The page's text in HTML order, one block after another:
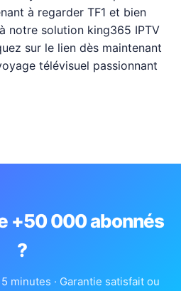
à regarder TF1 et bien
notre solution king365 IPTV
sur le lien dès maintenant
télévisuel passionnant
+50 000 abonnés
?
minutes · Garantie satisfait ou